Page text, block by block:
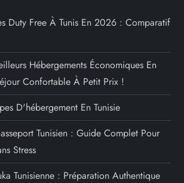
Duty Free À Tunis En 2026 : Comparatif
Hébergements Économiques En
Confortable À Petit Prix !
D'hébergement En Tunisie
Tunisien : Guide Complet Pour
Stress
Tunisienne : Préparation Authentique